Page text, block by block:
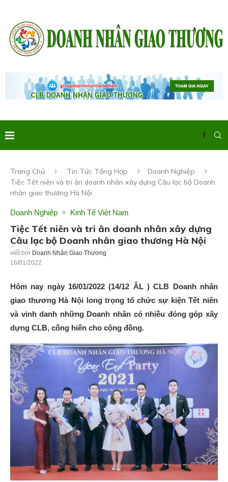
Trang Chủ Tin Tức Tổng Hợp
Doanh Nghiệp
Tiệc Tết niên và tri ân doanh nhân xây dựng Câu lạc bộ Doanh
nhân giao thương Hà Nội
Doanh Nghiệp Kinh Tế Việt Nam
Tiệc Tết niên và tri ân doanh nhân xây dựng
Câu lạc bộ Doanh nhân giao thương Hà Nội
viết bởi Doanh Nhân Giao Thương
16/01/2022
Hôm nay ngày 16/01/2022 (14/12 ÂL ) CLB Doanh nhân
giao thương Hà Nội long trọng tổ chức sự kiện Tết niên
và vinh danh những Doanh nhân có nhiều đóng góp xây
dựng CLB, cống hiến cho cộng đồng.